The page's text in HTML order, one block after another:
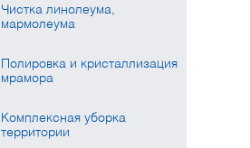
Чистка линолеума,
мармолеума
Полировка и кристаллизация
мрамора
Комплексная уборка
территории